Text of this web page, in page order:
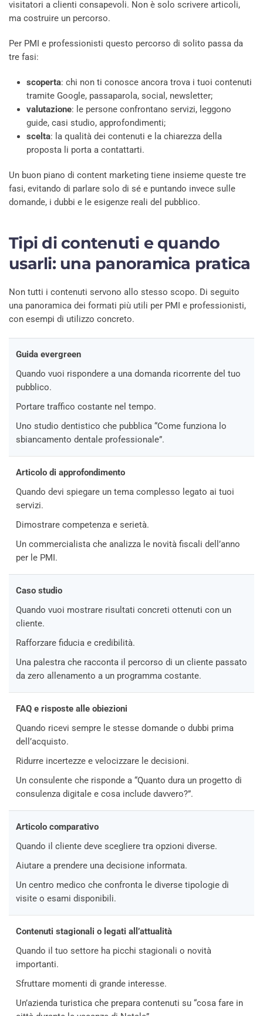
visitatori a clienti consapevoli. Non è solo scrivere articoli,
ma costruire un percorso.
Per PMI e professionisti questo percorso di solito passa da
tre fasi:
scoperta: chi non ti conosce ancora trova i tuoi contenuti
tramite Google, passaparola, social, newsletter;
valutazione: le persone confrontano servizi, leggono
guide, casi studio, approfondimenti;
scelta: la qualità dei contenuti e la chiarezza della
proposta li porta a contattarti.
Un buon piano di content marketing tiene insieme queste tre
fasi, evitando di parlare solo di sé e puntando invece sulle
domande, i dubbi e le esigenze reali del pubblico.
Tipi di contenuti e quando
usarli: una panoramica pratica
Non tutti i contenuti servono allo stesso scopo. Di seguito
una panoramica dei formati più utili per PMI e professionisti,
con esempi di utilizzo concreto.
Guida evergreen
Quando vuoi rispondere a una domanda ricorrente del tuo
pubblico.
Portare traffico costante nel tempo.
Uno studio dentistico che pubblica “Come funziona lo
sbiancamento dentale professionale”.
Articolo di approfondimento
Quando devi spiegare un tema complesso legato ai tuoi
servizi.
Dimostrare competenza e serietà.
Un commercialista che analizza le novità fiscali dell’anno
per le PMI.
Caso studio
Quando vuoi mostrare risultati concreti ottenuti con un
cliente.
Rafforzare fiducia e credibilità.
Una palestra che racconta il percorso di un cliente passato
da zero allenamento a un programma costante.
FAQ e risposte alle obiezioni
Quando ricevi sempre le stesse domande o dubbi prima
dell’acquisto.
Ridurre incertezze e velocizzare le decisioni.
Un consulente che risponde a “Quanto dura un progetto di
consulenza digitale e cosa include davvero?”.
Articolo comparativo
Quando il cliente deve scegliere tra opzioni diverse.
Aiutare a prendere una decisione informata.
Un centro medico che confronta le diverse tipologie di
visite o esami disponibili.
Contenuti stagionali o legati all’attualità
Quando il tuo settore ha picchi stagionali o novità
importanti.
Sfruttare momenti di grande interesse.
Un’azienda turistica che prepara contenuti su “cosa fare in